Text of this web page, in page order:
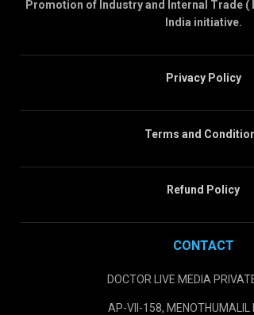
Promotion of Industry and Internal Trade (
India initiative.
Privacy Policy
Terms and
Refund Policy
CONTACT
DOCTOR LIVE MEDIA
AP-VII-158, MENOTHUMALIL